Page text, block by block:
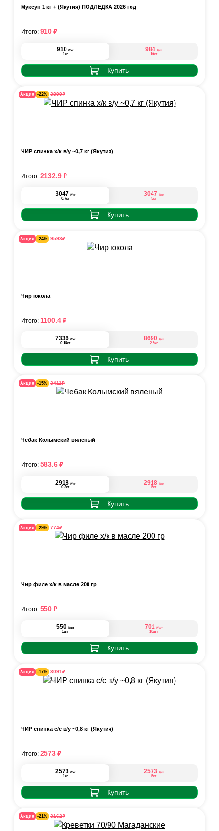
Муксун 1 кг + (Якутия) ПОДЛЁДКА 2026 год
910 ₽/кг
1кг
984 ₽/кг
10кг
Купить
Итого: 910₽
Акция -22% 3899₽
ЧИР спинка х/к в/у ~0,7 кг (Якутия)
3047 ₽/кг
0.7кг
3047 ₽/кг
5кг
Купить
Итого: 2132.9₽
Акция -24% 9593₽
Чир юкола
7336 ₽/кг
0.15кг
8690 ₽/кг
2.5кг
Купить
Итого: 1100.4₽
Акция -15% 3411₽
Чебак Колымский вяленый
2918 ₽/кг
0.2кг
2918 ₽/кг
5кг
Купить
Итого: 583.6₽
Акция -29% 774₽
Чир филе х/к в масле 200 гр
550 ₽/шт
1шт
701 ₽/шт
10шт
Купить
Итого: 550₽
Акция -17% 3091₽
ЧИР спинка с/с в/у ~0,8 кг (Якутия)
2573 ₽/кг
1кг
2573 ₽/кг
5кг
Купить
Итого: 2573₽
Акция -21% 3162₽